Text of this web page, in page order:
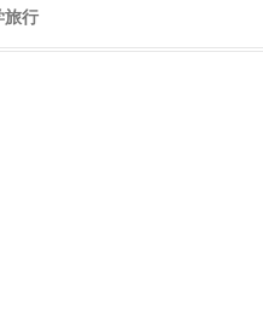
旅行